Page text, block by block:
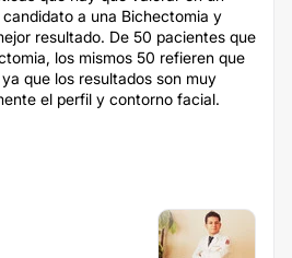
a una Bichectomia y
resultado. De 50 pacientes que
los mismos 50 refieren que
que los resultados son muy
el perfil y contorno facial.